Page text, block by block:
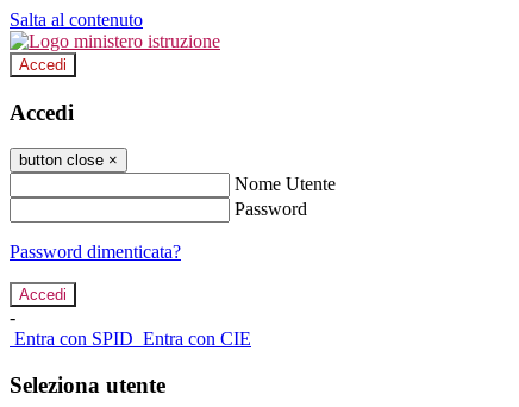
Salta al contenuto
Accedi
Accedi
button close ×
Nome Utente
Password
Password dimenticata?
-
Entra con SPID Entra con CIE
Seleziona utente